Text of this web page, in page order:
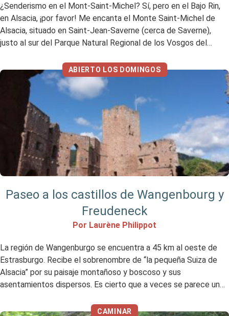
¿Senderismo en el Mont-Saint-Michel? Sí, pero en el Bajo Rin,
en Alsacia, ¡por favor! Me encanta el Monte Saint-Michel de
Alsacia, situado en Saint-Jean-Saverne (cerca de Saverne),
justo al sur del Parque Natural Regional de los Vosgos del
opinión resumida Me encantó Me […]
ABIERTO LOS DOMINGOS
Paseo a los castillos de Wangenbourg y
Freudeneck
Por Laurène Philippot
La región de Wangenburgo se encuentra a 45 km al oeste de
Estrasburgo. Recibe el sobrenombre de “la pequeña Suiza de
Alsacia” por su paisaje montañoso y boscoso y sus
asentamientos dispersos. Es cierto que a veces se parece un
😉 No obstante, la región […]CAMINAR